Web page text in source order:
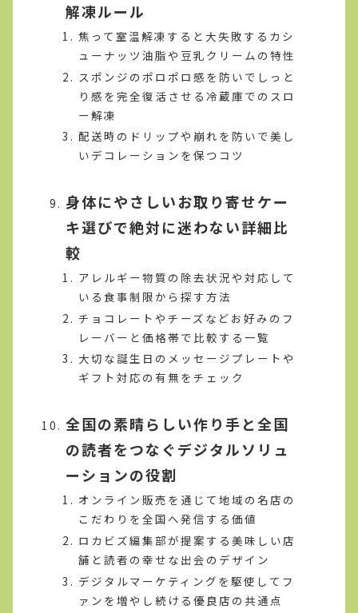
解凍ルール
焦って室温解凍すると大失敗するカシ
ューナッツ油脂や豆乳クリームの特性
スポンジのポロポロ感を防いでしっと
り感を完全復活させる冷蔵庫でのスロ
ー解凍
配送時のドリップや崩れを防いで美し
いデコレーションを保つコツ
身体にやさしいお取り寄せケー
キ選びで絶対に迷わない詳細比
較
アレルギー物質の除去状況や対応して
いる食事制限から探す方法
チョコレートやチーズなどお好みのフ
レーバーと価格帯で比較する一覧
大切な誕生日のメッセージプレートや
ギフト対応の有無をチェック
全国の素晴らしい作り手と全国
の読者をつなぐデジタルソリュ
ーションの役割
オンライン販売を通じて地域の名店の
こだわりを全国へ発信する価値
ロカビズ編集部が提案する美味しい店
舗と読者の幸せな出会のデザイン
デジタルマーケティングを駆使してフ
ァンを増やし続ける優良店の共通点